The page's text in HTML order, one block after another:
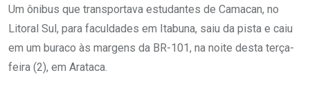
Um ônibus que transportava estudantes de Camacan, no
Litoral Sul, para faculdades em Itabuna, saiu da pista e caiu
em um buraco às margens da BR-101, na noite desta terça-
feira (2), em Arataca.